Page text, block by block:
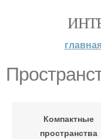
Компактные
пространства